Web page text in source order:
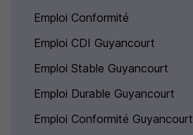
Emploi Conformité
Emploi CDI Guyancourt
Emploi Stable Guyancourt
Emploi Durable Guyancourt
Emploi Conformité Guyancourt